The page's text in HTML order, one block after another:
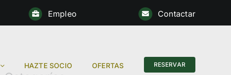
Empleo Contactar
HAZTE SOCIO OFERTAS RESERVAR